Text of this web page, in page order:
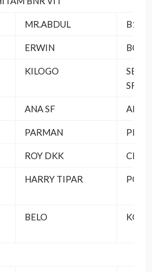
MR.ABDUL B16
ERWIN
KILOGO
SF
ANA SF ANA
PARMAN
ROY DKK
HARRY TIPAR
BELO KC 88